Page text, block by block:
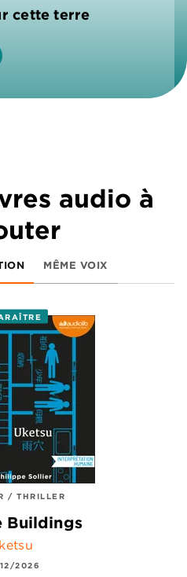
cette terre
audio à
MÊME VOIX
/ THRILLER
Buildings
2026